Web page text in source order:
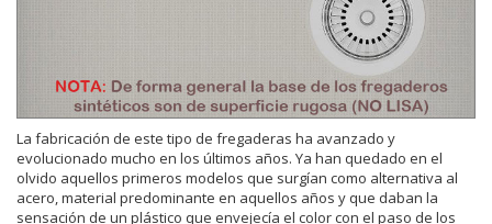
La fabricación de este tipo de fregaderas ha avanzado y
evolucionado mucho en los últimos años. Ya han quedado en el
olvido aquellos primeros modelos que surgían como alternativa al
acero, material predominante en aquellos años y que daban la
sensación de un plástico que envejecía el color con el paso de los